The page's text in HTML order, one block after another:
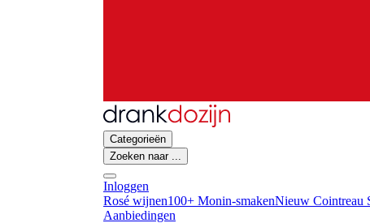
Categorieën
Zoeken naar ...
Inloggen
Rosé wijnen100+ Monin-smakenNieuw Cointreau
Aanbiedingen